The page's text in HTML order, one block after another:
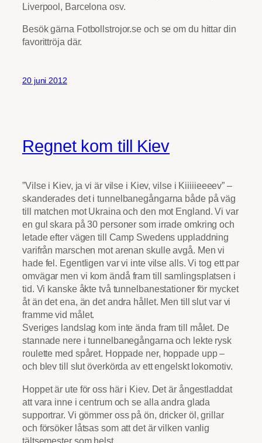
Liverpool, Barcelona osv.
Besök gärna Fotbollstrojor.se och se om du hittar din
favorittröja där.
20 juni 2012
Regnet kom till Kiev
”Vilse i Kiev, ja vi är vilse i Kiev, vilse i Kiiiiieeeev” –
skanderades det i tunnelbanegångarna både på väg
till matchen mot Ukraina och den mot England. Vi var
en gul skara på 30 personer som irrade omkring och
letade efter vägen till Camp Swedens uppladdning
varifrån marschen mot arenan skulle avgå. Men vi
hade fel. Egentligen var vi inte vilse alls. Vi tog ett par
omvägar men vi kom ändå fram till samlingsplatsen i
tid. Vi kanske åkte två tunnelbanestationer för mycket
åt än det ena, än det andra hållet. Men till slut var vi
framme vid målet.
Sveriges landslag kom inte ända fram till målet. De
stannade nere i tunnelbanegångarna och lekte rysk
roulette med spåret. Hoppade ner, hoppade upp –
och blev till slut överkörda av ett engelskt lokomotiv.
Hoppet är ute för oss här i Kiev. Det är ångestladdat
att vara inne i centrum och se alla andra glada
supportrar. Vi gömmer oss på ön, dricker öl, grillar
och försöker låtsas som att det är vilken vanlig
tältsemester som helst.